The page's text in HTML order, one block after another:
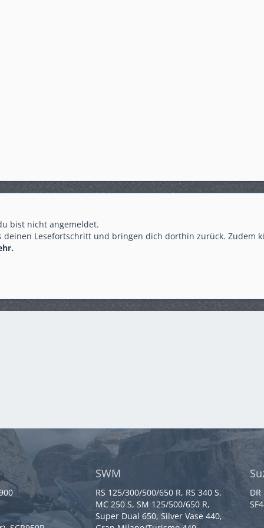
bist nicht angemeldet.
Lesefortschritt und bringen dich dorthin zurück. Zudem
SWM
RS 125/300/500/650 R, RS 340 S,
MC 250 S, SM 125/500/650 R,
Super Dual 650, Silver Vase 440,
DR